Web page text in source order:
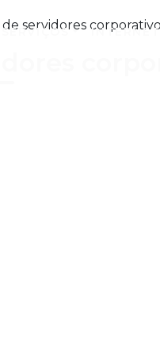
SERVIÇOS INTERNET
servidores